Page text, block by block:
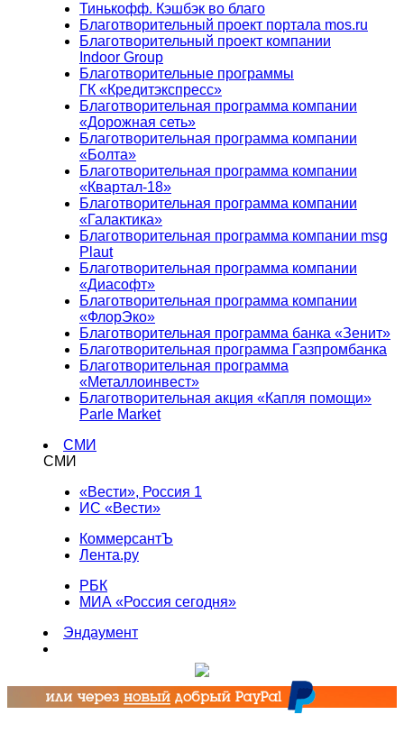
Тинькофф. Кэшбэк во благо
Благотворительный проект портала mos.ru
Благотворительный проект компании
Indoor Group
Благотворительные программы
ГК «Кредитэкспресс»
Благотворительная программа компании
«Дорожная сеть»
Благотворительная программа компании
«Болта»
Благотворительная программа компании
«Квартал-18»
Благотворительная программа компании
«Галактика»
Благотворительная программа компании msg
Plaut
Благотворительная программа компании
«Диасофт»
Благотворительная программа компании
«ФлорЭко»
Благотворительная программа банка «Зенит»
Благотворительная программа Газпромбанка
Благотворительная программа
«Металлоинвест»
Благотворительная акция «Капля помощи»
Parle Market
СМИ
СМИ
«Вести», Россия 1
ИС «Вести»
КоммерсантЪ
Лента.ру
РБК
МИА «Россия сегодня»
Эндаумент